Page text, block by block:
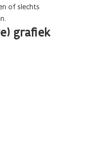
of slechts
grafiek